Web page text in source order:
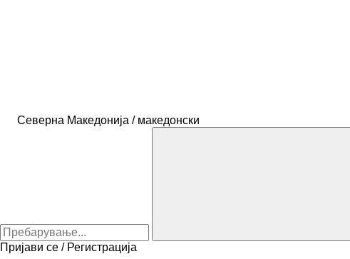
Северна Македонија / македонски
Пријави се / Регистрација